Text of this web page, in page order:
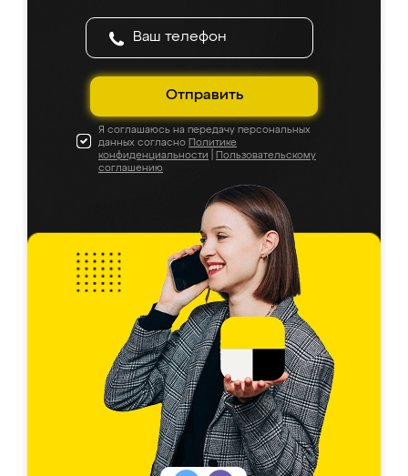
Отправить
Я соглашаюсь на передачу персональных
данных согласно Политике
конфиденциальности
Пользовательскому
соглашению